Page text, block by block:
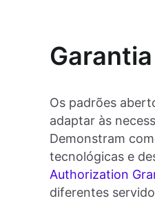
Os padrões
adaptar às
Demonstram
tecnológicas e
Authorization
diferentes